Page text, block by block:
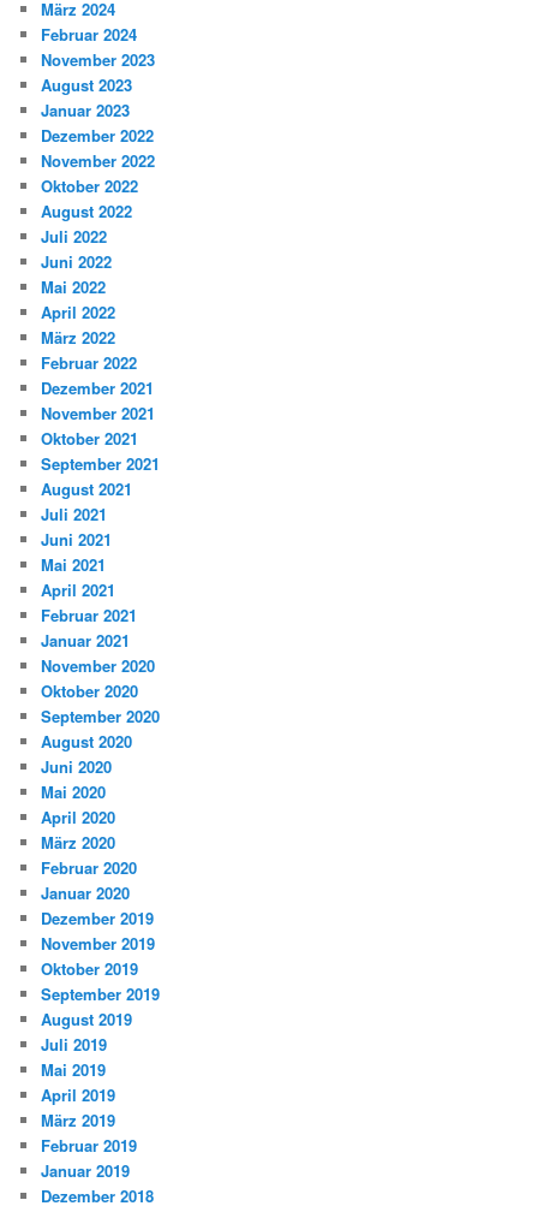
März 2024
Februar 2024
November 2023
August 2023
Januar 2023
Dezember 2022
November 2022
Oktober 2022
August 2022
Juli 2022
Juni 2022
Mai 2022
April 2022
März 2022
Februar 2022
Dezember 2021
November 2021
Oktober 2021
September 2021
August 2021
Juli 2021
Juni 2021
Mai 2021
April 2021
Februar 2021
Januar 2021
November 2020
Oktober 2020
September 2020
August 2020
Juni 2020
Mai 2020
April 2020
März 2020
Februar 2020
Januar 2020
Dezember 2019
November 2019
Oktober 2019
September 2019
August 2019
Juli 2019
Mai 2019
April 2019
März 2019
Februar 2019
Januar 2019
Dezember 2018